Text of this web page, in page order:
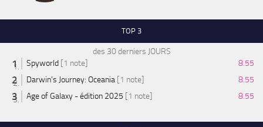
TOP 3
des 30 derniers JOURS
Spyworld [1 note]
8.55
Darwin's Journey: Oceania [1 note]
8.55
Age of Galaxy - édition 2025 [1 note] 8.55